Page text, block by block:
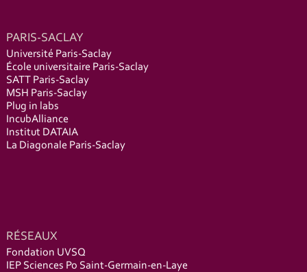
PARIS-SACLAY
Université Paris-Saclay
École universitaire Paris-Saclay
SATT Paris-Saclay
MSH Paris-Saclay
Plug in labs
IncubAlliance
Institut DATAIA
La Diagonale Paris-Saclay
RÉSEAUX
Fondation UVSQ
IEP Sciences Po Saint-Germain-en-Laye